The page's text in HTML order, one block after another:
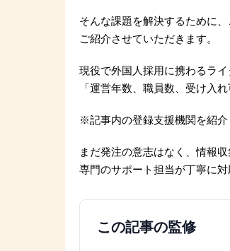
そんな課題を解決するために
ご紹介させていただきます。
現役で外国人採用に携わるライ
「運営年数、職員数、受け入
※記事内の登録支援機関を紹介
まだ発注の意志はなく、情報
専門のサポート担当が丁寧に対
この記事の監修